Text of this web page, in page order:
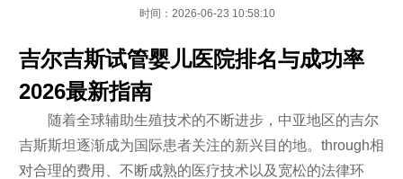
时间：2026-06-23 10:58:10
吉尔吉斯试管婴儿医院排名与成功率
2026最新指南
随着全球辅助生殖技术的不断进步，中亚地区的吉尔
吉斯斯坦逐渐成为国际患者关注的新兴目的地。through相
对合理的费用、不断成熟的医疗技术以及宽松的法律环